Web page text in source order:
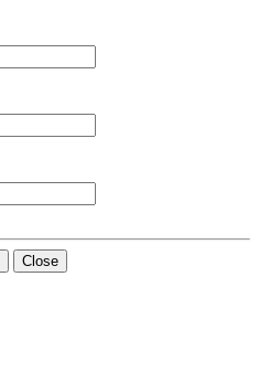
Close